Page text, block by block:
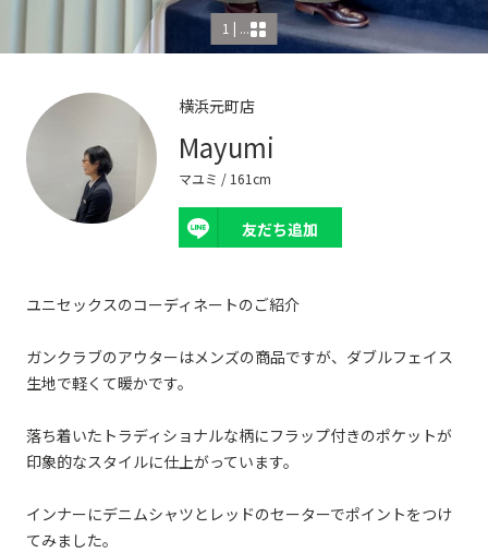
1 | ...
横浜元町店
Mayumi
マユミ / 161cm
友だち追加
ユニセックスのコーディネートのご紹介
ガンクラブのアウターはメンズの商品ですが、ダブルフェイス
生地で軽くて暖かです。
落ち着いたトラディショナルな柄にフラップ付きのポケットが
印象的なスタイルに仕上がっています。
インナーにデニムシャツとレッドのセーターでポイントをつけ
てみました。